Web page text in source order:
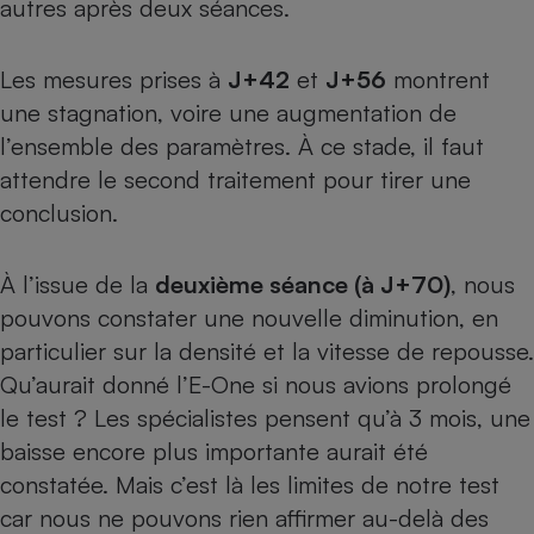
autres après deux séances.
Les mesures prises à J+42 et J+56 montrent
une stagnation, voire une augmentation de
l’ensemble des paramètres. À ce stade, il faut
attendre le second traitement pour tirer une
conclusion.
À l’issue de la deuxième séance (à J+70), nous
pouvons constater une nouvelle diminution, en
particulier sur la densité et la vitesse de repousse.
Qu’aurait donné l’E-One si nous avions prolongé
le test ? Les spécialistes pensent qu’à 3 mois, une
baisse encore plus importante aurait été
constatée. Mais c’est là les limites de notre test
car nous ne pouvons rien affirmer au-delà des